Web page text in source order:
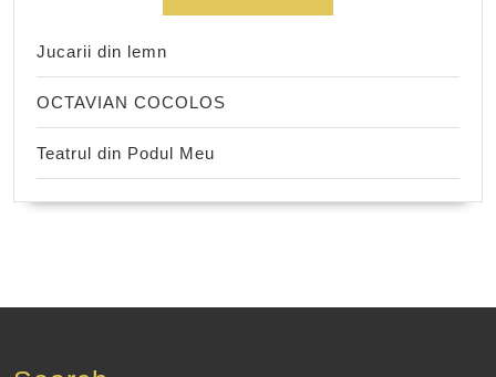
Jucarii din lemn
OCTAVIAN COCOLOS
Teatrul din Podul Meu